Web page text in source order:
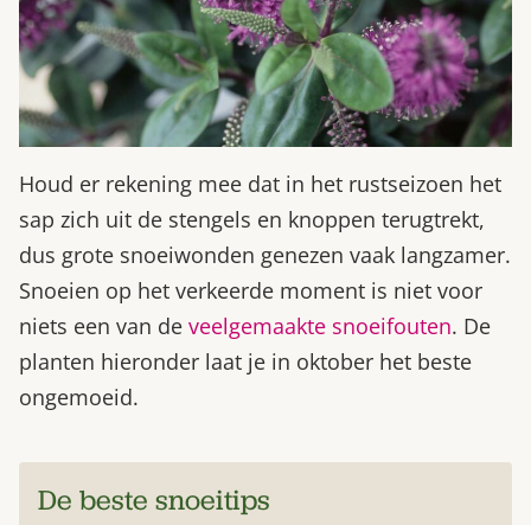
Houd er rekening mee dat in het rustseizoen het
sap zich uit de stengels en knoppen terugtrekt,
dus grote snoeiwonden genezen vaak langzamer.
Snoeien op het verkeerde moment is niet voor
niets een van de veelgemaakte snoeifouten. De
planten hieronder laat je in oktober het beste
ongemoeid.
De beste snoeitips